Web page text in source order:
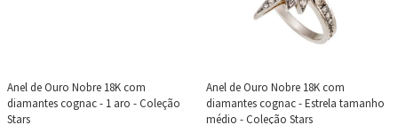
Anel de Ouro Nobre 18K com
diamantes cognac - 1 aro - Coleção
Stars
Anel de Ouro Nobre 18K com
diamantes cognac - Estrela tamanho
médio - Coleção Stars